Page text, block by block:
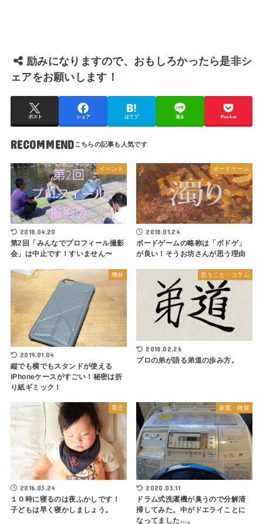
励みになりますので、おもしろかったら是非シ
ェアをお願いします！
ポスト シェア はてブ 送る Pocket
RECOMMEND
イベント
2018.04.20
第2回「みんなでプロフィール撮影
会」は中止です！すいません〜
ボードゲーム
2018.01.24
ボードゲームの略称は「ボドゲ」
が良い！そうお坊さんが思う理由
機材
2019.01.04
縦でも横でもスタンドが使える
iPhoneケースがすごい！秘密は折
り紙ギミック！
思うこと・コラム
2018.02.26
プロの弟が語る弟道の歩み方。
育児
2016.03.24
１０時に寝るのは夜ふかしです！
子どもは早く寝かしましょう。
家電・雑貨
2020.03.11
ドラム式洗濯機が臭うので分解清
掃してみた。中がドエライことに
なってました…。